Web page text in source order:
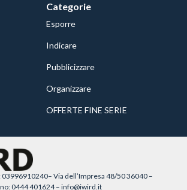
Categorie
Esporre
Indicare
Pubblicizzare
Organizzare
OFFERTE FINE SERIE
03996910240– Via dell’Impresa 48/50 36040 –
0444 401624 – info@iwird.it